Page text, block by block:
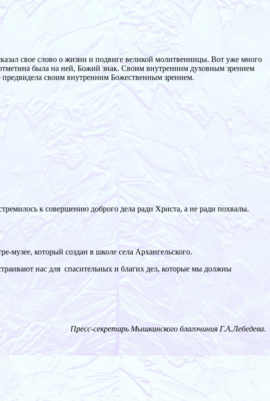
свое слово о жизни и подвиге великой молитвенницы. Вот уже много
была на ней, Божий знак. Своим внутренним духовным зрением
предвидела своим внутренним Божественным зрением.
к совершению доброго дела ради Христа, а не ради похвалы.
музее, который создан в школе села Архангельского.
нас для спасительных и благих дел, которые мы должны
Пресс-секретарь Мышкинского благочиния Г.А.Лебедева.